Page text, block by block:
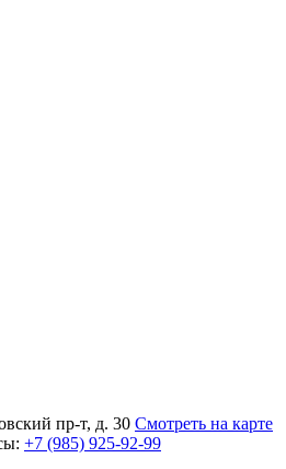
пр-т, д. 30 Смотреть на карте
+7 (985) 925-92-99